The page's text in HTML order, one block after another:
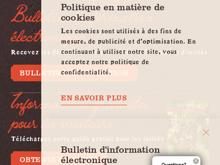
Bulletin d'information
électronique
Recevez les dernières nouvelles et les informations d'initiés
BULLETIN D'INFORMATION
Informations gratuites
pour les visiteurs
Télécharger notre guide gratuit pour les initiés
OBTENIR LE GUIDE
Politique en matière de
cookies
Les cookies sont utilisés à des fins de
mesure, de publicité et d'optimisation. En
continuant à utiliser notre site, vous
acceptez notre politique de
confidentialité.
EN SAVOIR PLUS
Bulletin d'information
électronique